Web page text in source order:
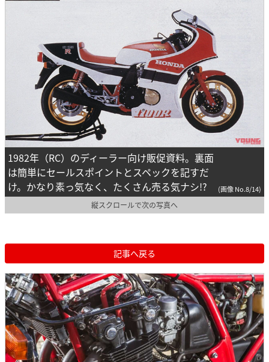
1982年（RC）のディーラー向け販促資料。裏面
は簡単にセールスポイントとスペックを記すだ
け。かなり素っ気なく、たくさん売る気ナシ!?
(画像 No.8/14)
縦スクロールで次の写真へ
記事へ戻る